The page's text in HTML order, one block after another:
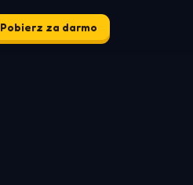
Pobierz za darmo